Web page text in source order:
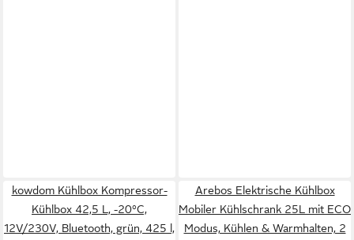
kowdom Kühlbox Kompressor-
Kühlbox 42,5 L, -20°C,
12V/230V, Bluetooth, grün, 425 l,
Arebos Elektrische Kühlbox
Mobiler Kühlschrank 25L mit ECO
Modus, Kühlen & Warmhalten, 2